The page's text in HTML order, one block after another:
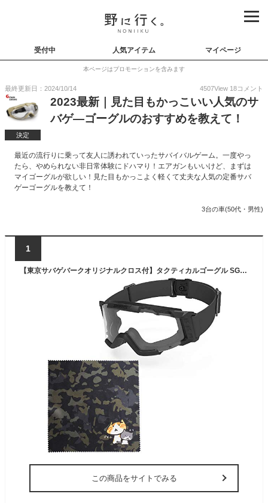
受付中 人気アイテム マイページ
本ページはプロモーションを含みます
最終更新日：2024/10/14 4507View 18コメント
決定
2023最新｜見た目もかっこいい人気のサ
バゲ―ゴーグルのおすすめを教えて！
最近の流行りに乗って友人に誘われていったサバイバルゲーム。一度やっ
たら、やめられない非日常体験にドハマり！エアガンもいいけど、まずは
マイゴーグルが欲しい！見た目もかっこよく軽くて丈夫な人気の定番サバ
ゲーゴーグルを教えて！
3台の車(50代・男性)
1
【東京サバゲバークオリジナルクロス付】タクティカルゴーグル SG-2280 SWANS ライラクス 山本光学 スワンズ サバイバルゲーム サバゲー 保護 防災 (ブラック(クリアレンズ))
この商品をサイトでみる